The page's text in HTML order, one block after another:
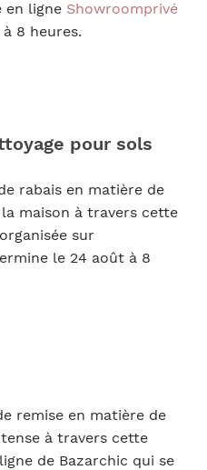
en ligne Showroomprivé
8 heures.
pour sols
rabais en matière de
maison à travers cette
sur
le 24 août à 8
remise en matière de
à travers cette
de Bazarchic qui se